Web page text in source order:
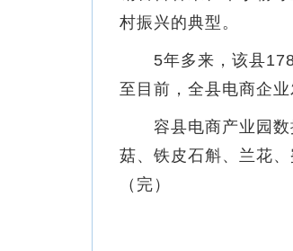
村振兴的典型。
5年多来，该县1780
至目前，全县电商企
容县电商产业园数
菇、铁皮石斛、兰花
（完）